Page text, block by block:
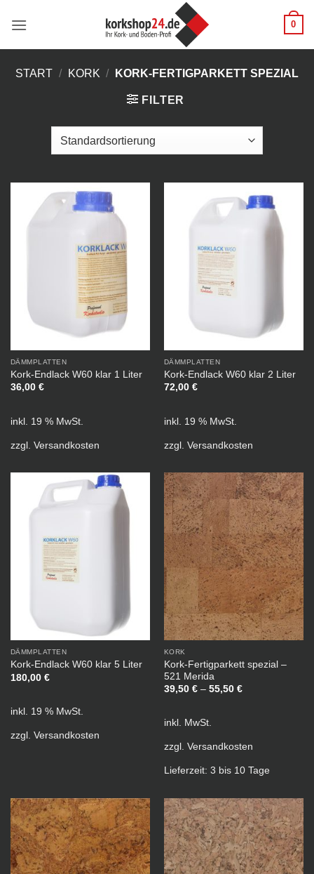
Inhalt
0
START / KORK / KORK-FERTIGPARKETT SPEZIAL
FILTER
DÄMMPLATTEN
Kork-Endlack W60 klar 1 Liter
36,00 €
inkl. 19 % MwSt.
zzgl. Versandkosten
DÄMMPLATTEN
Kork-Endlack W60 klar 2 Liter
72,00 €
inkl. 19 % MwSt.
zzgl. Versandkosten
DÄMMPLATTEN
Kork-Endlack W60 klar 5 Liter
180,00 €
inkl. 19 % MwSt.
zzgl. Versandkosten
KORK
Kork-Fertigparkett spezial –
521 Merida
39,50 €– 55,50 €
inkl. MwSt.
zzgl. Versandkosten
Lieferzeit: 3 bis 10 Tage